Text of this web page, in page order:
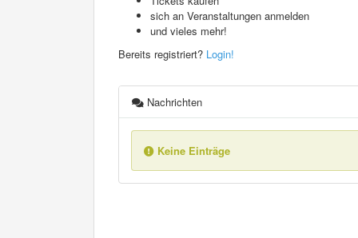
sich an Veranstaltungen anmelden
und vieles mehr!
Bereits registriert? Login!
Nachrichten
Keine Einträge